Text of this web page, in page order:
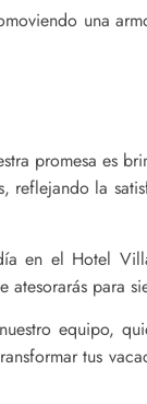
una
promesa es
reflejando la
en el Hotel
para
equipo,
tus